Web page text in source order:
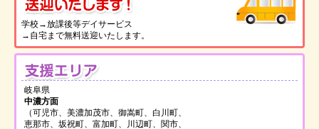
学校→放課後等デイサービス
→自宅まで無料送迎いたします。
岐阜県
中濃方面
（可児市、美濃加茂市、御嵩町、白川町、
恵那市、坂祝町、富加町、川辺町、関市、